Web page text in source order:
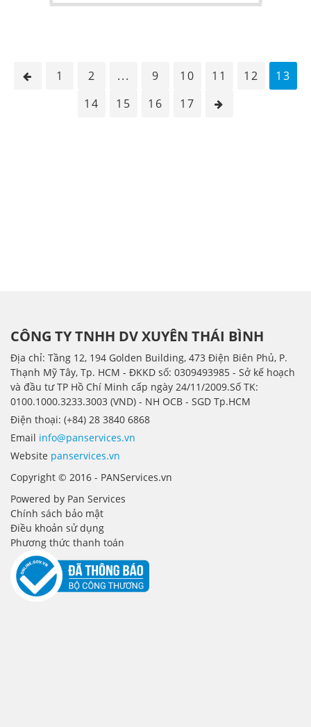
1 2 ... 9 10 11 12
13
14
15 16 17
CÔNG TY TNHH DV XUYÊN THÁI BÌNH
Địa chỉ: Tầng 12, 194 Golden Building, 473 Điện Biên Phủ, P.
Thạnh Mỹ Tây, Tp. HCM - ÐKKD số: 0309493985 - Sở kế hoạch
và đầu tư TP Hồ Chí Minh cấp ngày 24/11/2009.Số TK:
0100.1000.3233.3003 (VND) - NH OCB - SGD Tp.HCM
Điện thoại: (+84) 28 3840 6868
Email info@panservices.vn
Website panservices.vn
Copyright © 2016 - PANServices.vn
Powered by Pan Services
Chính sách bảo mật
Điều khoản sử dụng
Phương thức thanh toán